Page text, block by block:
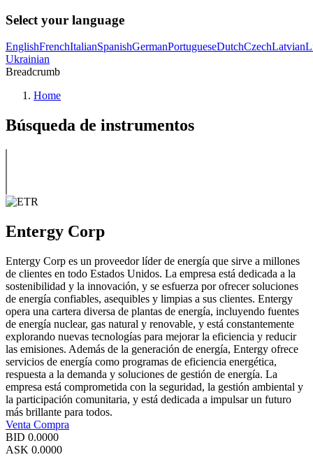
Select your language
EnglishFrenchItalianSpanishGermanPortugueseDutchCzechLatvian
Ukrainian
Breadcrumb
Home
Búsqueda de instrumentos
Entergy Corp
Entergy Corp es un proveedor líder de energía que sirve a millones
de clientes en todo Estados Unidos. La empresa está dedicada a la
sostenibilidad y la innovación, y se esfuerza por ofrecer soluciones
de energía confiables, asequibles y limpias a sus clientes. Entergy
opera una cartera diversa de plantas de energía, incluyendo fuentes
de energía nuclear, gas natural y renovable, y está constantemente
explorando nuevas tecnologías para mejorar la eficiencia y reducir
las emisiones. Además de la generación de energía, Entergy ofrece
servicios de energía como programas de eficiencia energética,
respuesta a la demanda y soluciones de gestión de energía. La
empresa está comprometida con la seguridad, la gestión ambiental y
la participación comunitaria, y está dedicada a impulsar un futuro
más brillante para todos.
Venta Compra
BID 0.0000
ASK 0.0000